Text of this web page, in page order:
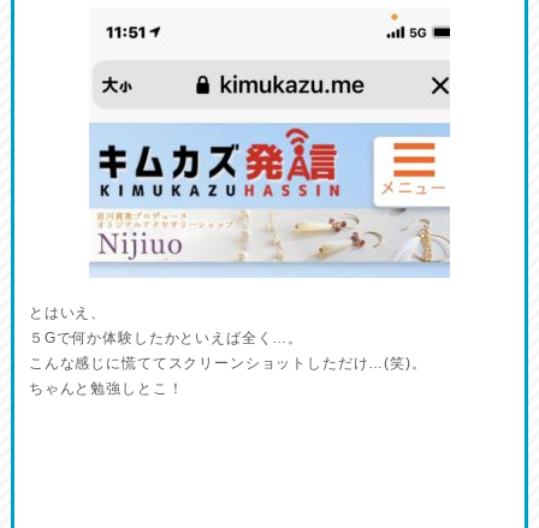
とはいえ、
５Gで何か体験したかといえば全く…。
こんな感じに慌ててスクリーンショットしただけ…(笑)。
ちゃんと勉強しとこ！